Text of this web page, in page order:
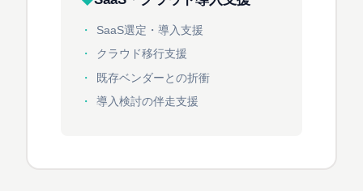
SaaS選定・導入支援
クラウド移行支援
既存ベンダーとの折衝
導入検討の伴走支援